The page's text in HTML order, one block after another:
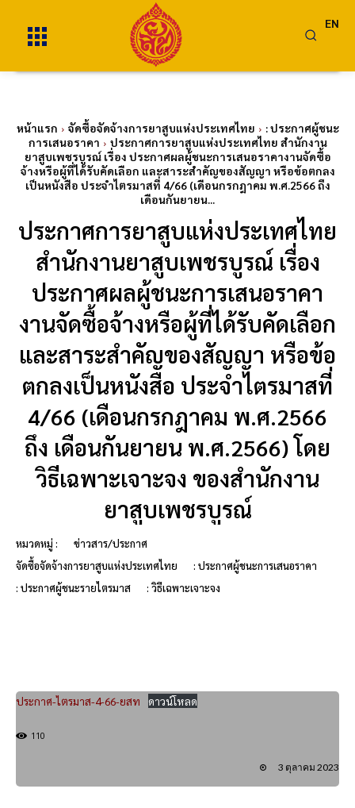
EN
หน้าแรก จัดซื้อจัดจ้างการยาสูบแห่งประเทศไทย
: ประกาศผู้ชนะ
การเสนอราคา
ประกาศการยาสูบแห่งประเทศไทย สำนักงาน
ยาสูบเพชรบูรณ์ เรื่อง ประกาศผลผู้ชนะการเสนอราคางานจัดซื้อ
จ้างหรือผู้ที่ได้รับคัดเลือก และสาระสำคัญของสัญญา หรือข้อตกลง
เป็นหนังสือ ประจำไตรมาสที่ 4/66 (เดือนกรกฎาคม พ.ศ.2566 ถึง
เดือนกันยายน...
ประกาศการยาสูบแห่งประเทศไทย
สำนักงานยาสูบเพชรบูรณ์ เรื่อง
ประกาศผลผู้ชนะการเสนอราคา
งานจัดซื้อจ้างหรือผู้ที่ได้รับคัดเลือก
และสาระสำคัญของสัญญา หรือข้อ
ตกลงเป็นหนังสือ ประจำไตรมาสที่
4/66 (เดือนกรกฎาคม พ.ศ.2566
ถึง เดือนกันยายน พ.ศ.2566) โดย
วิธีเฉพาะเจาะจง ของสำนักงาน
ยาสูบเพชรบูรณ์
หมวดหมู่ :
ข่าวสาร/ประกาศ
จัดซื้อจัดจ้างการยาสูบแห่งประเทศไทย
: ประกาศผู้ชนะการเสนอราคา
: ประกาศผู้ชนะรายไตรมาส
: วิธีเฉพาะเจาะจง
ประกาศ-ไตรมาส-4-66-ยสท ดาวน์โหลด
110
3 ตุลาคม 2023